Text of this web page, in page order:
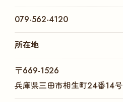
079-562-4120
所在地
〒669-1526
兵庫県三田市相生町24番14号